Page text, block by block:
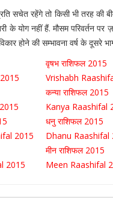
सचेत रहेंगे तो किसी भी तरह की
के योग नहीं हैं. मौसम परिवर्तन
होने की सम्भावना वर्ष के दूसरे
वृषभ राशिफल 2015
Vrishabh
कन्या राशिफल 2015
Kanya Raashifal
धनु राशिफल 2015
2015
Dhanu Raashifal
मीन राशिफल 2015
2015
Meen Raashifal